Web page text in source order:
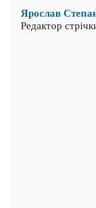
Ярослав
Редактор